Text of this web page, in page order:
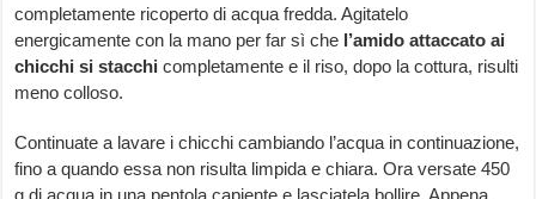
completamente ricoperto di acqua fredda. Agitatelo
energicamente con la mano per far sì che l’amido attaccato ai
chicchi si stacchi completamente e il riso, dopo la cottura, risulti
meno colloso.
Continuate a lavare i chicchi cambiando l’acqua in continuazione,
fino a quando essa non risulta limpida e chiara. Ora versate 450